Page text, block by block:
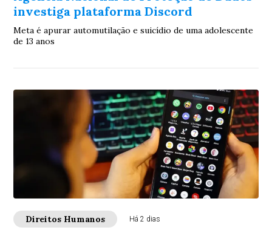
investiga plataforma Discord
Meta é apurar automutilação e suicídio de uma adolescente
de 13 anos
Direitos Humanos Há 2 dias